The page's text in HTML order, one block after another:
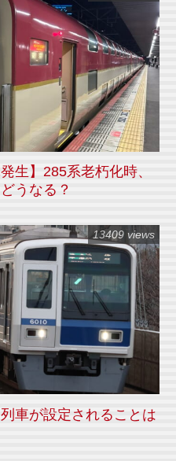
生】285系老朽化時、
うなる？
車が設定されることは
13409 views